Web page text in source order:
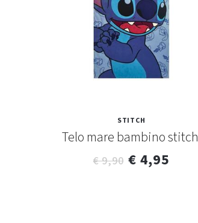
STITCH
Telo mare bambino stitch
€ 9,90 € 4,95